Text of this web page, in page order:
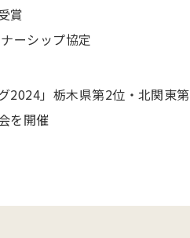
賞
ーシップ協定
2024」栃木県第2位・北関東
を開催